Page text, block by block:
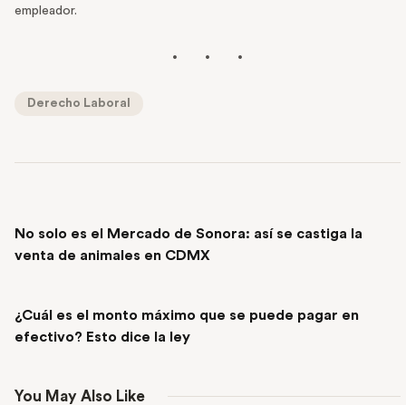
empleador.
Derecho Laboral
No solo es el Mercado de Sonora: así se castiga la
venta de animales en CDMX
¿Cuál es el monto máximo que se puede pagar en
efectivo? Esto dice la ley
You May Also Like